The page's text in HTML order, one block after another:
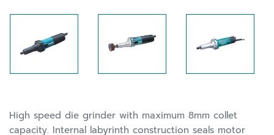
High speed die grinder with maximum 8mm collet
capacity. Internal labyrinth construction seals motor